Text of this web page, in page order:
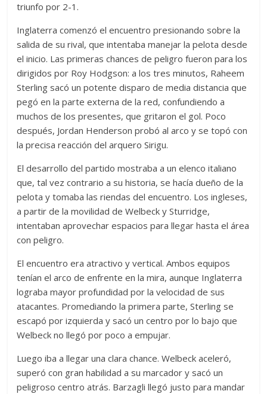
triunfo por 2-1.
Inglaterra comenzó el encuentro presionando sobre la
salida de su rival, que intentaba manejar la pelota desde
el inicio. Las primeras chances de peligro fueron para los
dirigidos por Roy Hodgson: a los tres minutos, Raheem
Sterling sacó un potente disparo de media distancia que
pegó en la parte externa de la red, confundiendo a
muchos de los presentes, que gritaron el gol. Poco
después, Jordan Henderson probó al arco y se topó con
la precisa reacción del arquero Sirigu.
El desarrollo del partido mostraba a un elenco italiano
que, tal vez contrario a su historia, se hacía dueño de la
pelota y tomaba las riendas del encuentro. Los ingleses,
a partir de la movilidad de Welbeck y Sturridge,
intentaban aprovechar espacios para llegar hasta el área
con peligro.
El encuentro era atractivo y vertical. Ambos equipos
tenían el arco de enfrente en la mira, aunque Inglaterra
lograba mayor profundidad por la velocidad de sus
atacantes. Promediando la primera parte, Sterling se
escapó por izquierda y sacó un centro por lo bajo que
Welbeck no llegó por poco a empujar.
Luego iba a llegar una clara chance. Welbeck aceleró,
superó con gran habilidad a su marcador y sacó un
peligroso centro atrás. Barzagli llegó justo para mandar